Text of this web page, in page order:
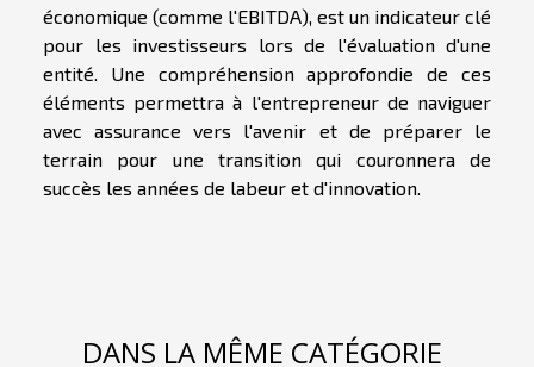
économique (comme l'EBITDA), est un indicateur clé
pour les investisseurs lors de l'évaluation d'une
entité. Une compréhension approfondie de ces
éléments permettra à l'entrepreneur de naviguer
avec assurance vers l'avenir et de préparer le
terrain pour une transition qui couronnera de
succès les années de labeur et d'innovation.
DANS LA MÊME CATÉGORIE